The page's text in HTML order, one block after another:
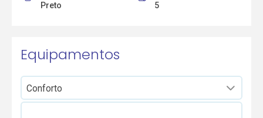
Preto
5
Equipamentos